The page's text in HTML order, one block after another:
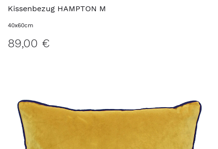
Kissenbezug HAMPTON M
40x60cm
89,00 €